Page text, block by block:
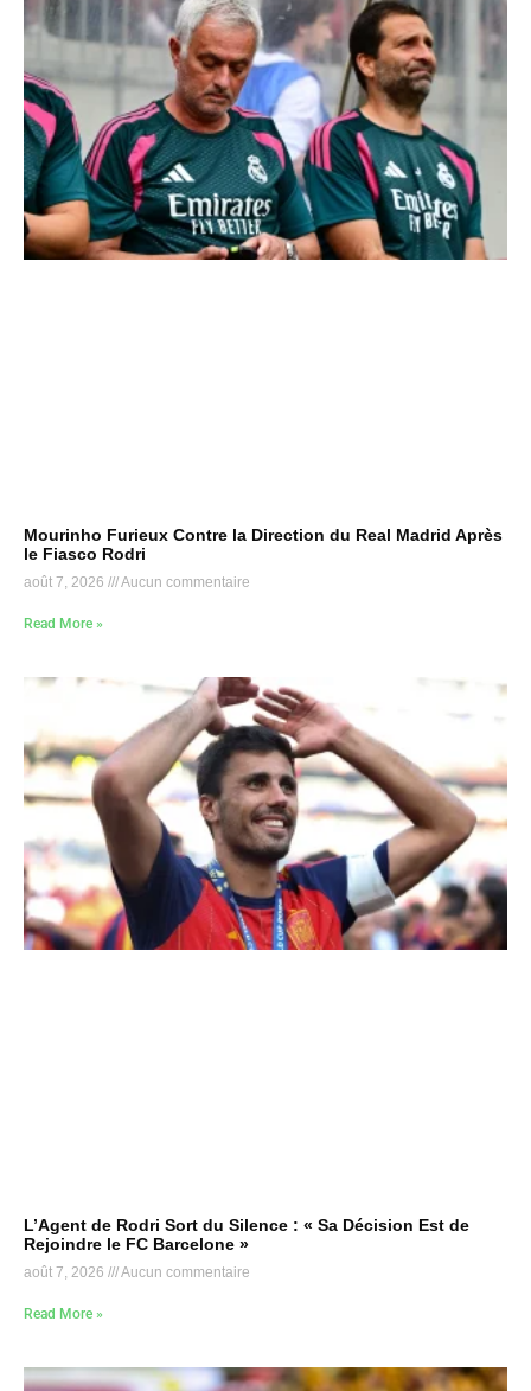
Mourinho Furieux Contre la Direction du Real Madrid Après
le Fiasco Rodri
août 7, 2026 Aucun commentaire
Read More »
L’Agent de Rodri Sort du Silence : « Sa Décision Est de
Rejoindre le FC Barcelone »
août 7, 2026 Aucun commentaire
Read More »